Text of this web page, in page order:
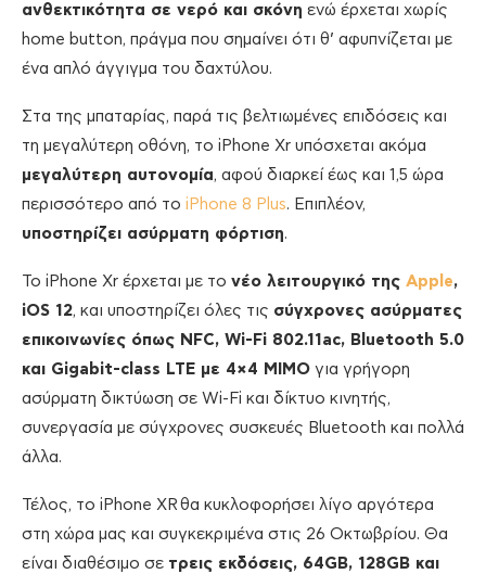
ανθεκτικότητα σε νερό και σκόνη ενώ έρχεται χωρίς
home button, πράγμα που σημαίνει ότι θ’ αφυπνίζεται με
ένα απλό άγγιγμα του δαχτύλου.
Στα της μπαταρίας, παρά τις βελτιωμένες επιδόσεις και
τη μεγαλύτερη οθόνη, το iPhone Xr υπόσχεται ακόμα
μεγαλύτερη αυτονομία, αφού διαρκεί έως και 1,5 ώρα
περισσότερο από το iPhone 8 Plus. Επιπλέον,
υποστηρίζει ασύρματη φόρτιση.
Το iPhone Xr έρχεται με το νέο λειτουργικό της Apple,
iOS 12, και υποστηρίζει όλες τις σύγχρονες ασύρματες
επικοινωνίες όπως NFC, Wi-Fi 802.11ac, Bluetooth 5.0
και Gigabit-class LTE με 4×4 MIMO για γρήγορη
ασύρματη δικτύωση σε Wi-Fi και δίκτυο κινητής,
συνεργασία με σύγχρονες συσκευές Bluetooth και πολλά
άλλα.
Τέλος, το iPhone XR θα κυκλοφορήσει λίγο αργότερα
στη χώρα μας και συγκεκριμένα στις 26 Οκτωβρίου. Θα
είναι διαθέσιμο σε τρεις εκδόσεις, 64GB, 128GB και